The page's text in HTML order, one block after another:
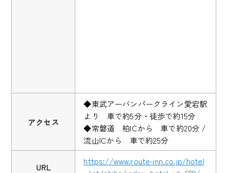
アクセス
◆東武アーバンパークライン愛宕駅
より 車で約5分・徒歩で約15分
◆常磐道 柏ICから 車で約20分 /
流山ICから 車で約25分
URL
https://www.route-inn.co.jp/hotel